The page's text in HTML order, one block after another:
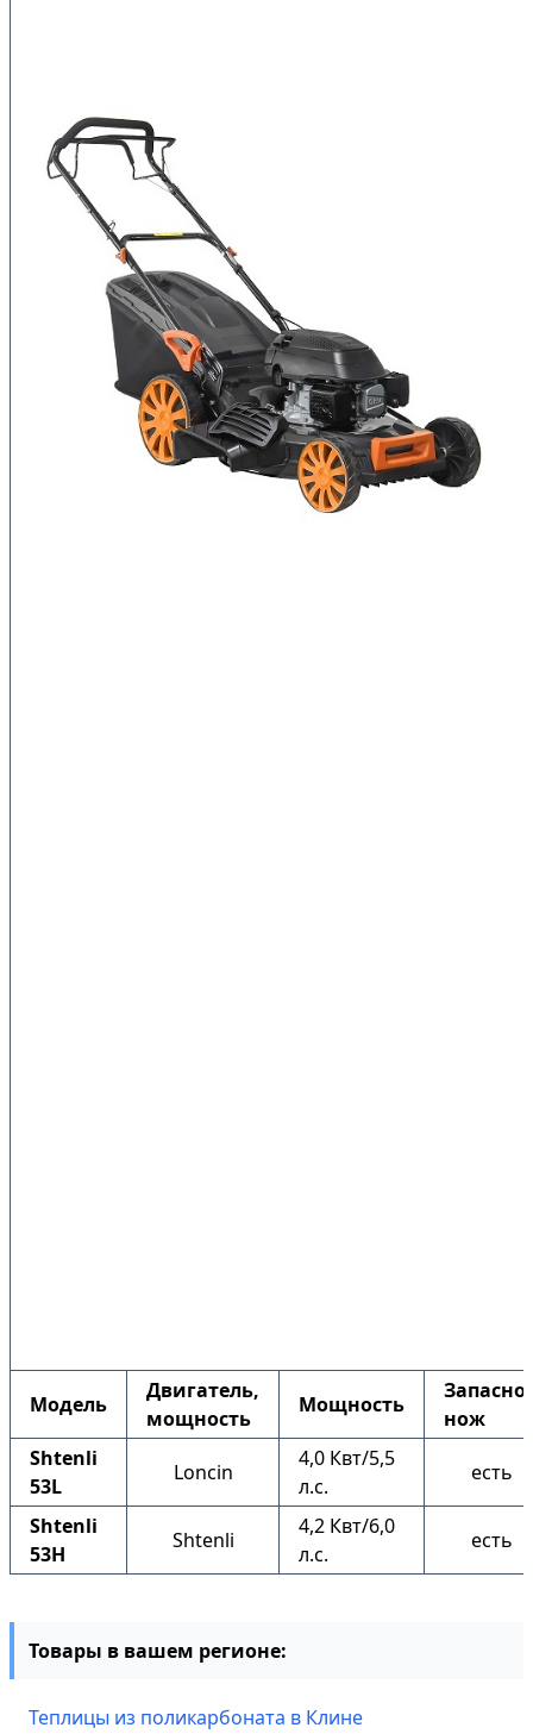
Модель
Двигатель,
мощность
Мощность
нож
Shtenli
53L
Loncin
4,0 Квт/5,5
л.с.
есть
Shtenli
53H
Shtenli
4,2 Квт/6,0
л.с.
есть
Товары в вашем регионе:
Теплицы из поликарбоната в Клине